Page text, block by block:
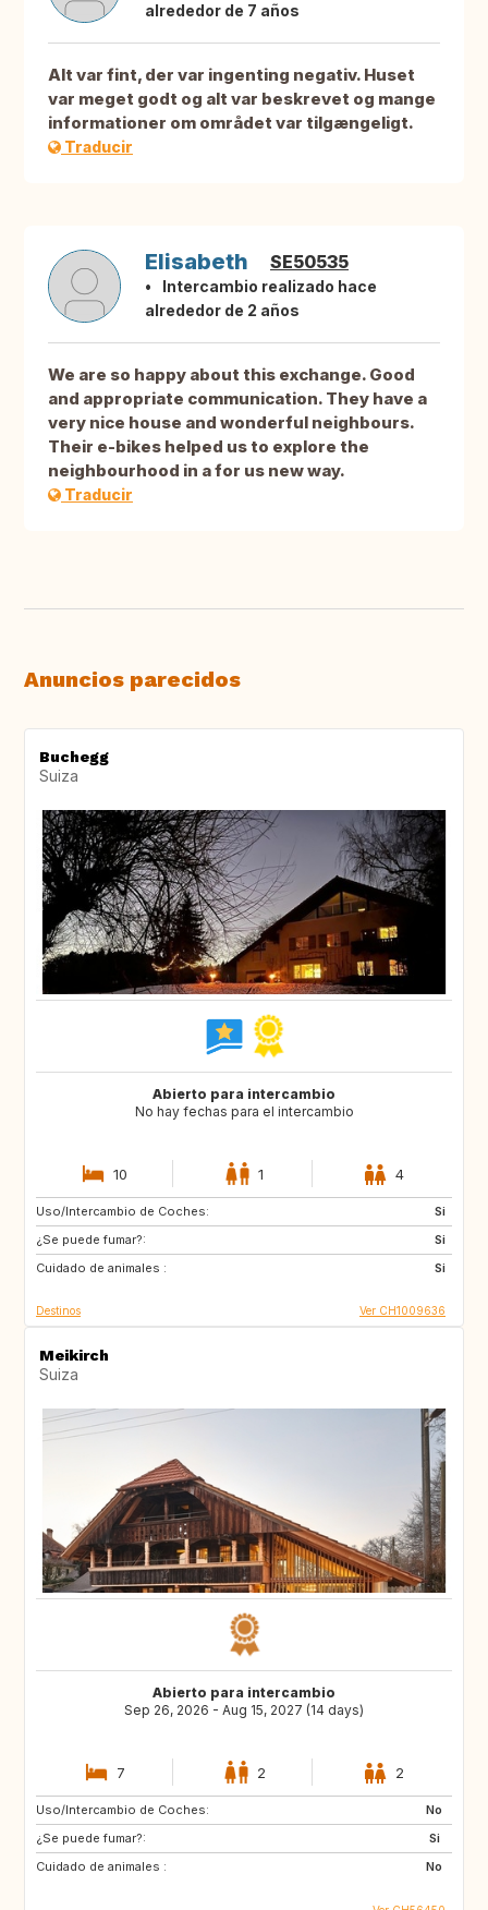
alrededor de 7 años
Alt var fint, der var ingenting negativ. Huset
var meget godt og alt var beskrevet og mange
informationer om området var tilgængeligt.
Traducir
Elisabeth SE50535
Intercambio realizado hace
alrededor de 2 años
We are so happy about this exchange. Good
and appropriate communication. They have a
very nice house and wonderful neighbours.
Their e-bikes helped us to explore the
neighbourhood in a for us new way.
Traducir
Anuncios parecidos
Buchegg
Suiza
Abierto para intercambio
No hay fechas para el intercambio
10 1 4
Uso/Intercambio de Coches:
Si
¿Se puede fumar?:
Si
Cuidado de animales :
Si
IS
FI
IE
Destinos Ver CH1009636
Meikirch
Suiza
Abierto para intercambio
Sep 26, 2026 - Aug 15, 2027 (14 days)
7 2 2
Uso/Intercambio de Coches:
No
¿Se puede fumar?:
Si
Cuidado de animales :
No